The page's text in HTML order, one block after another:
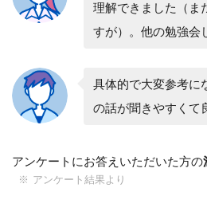
理解できました（ま
すが）。他の勉強会
具体的で大変参考に
の話が聞きやすくて
アンケートにお答えいただいた方の
アンケート結果より